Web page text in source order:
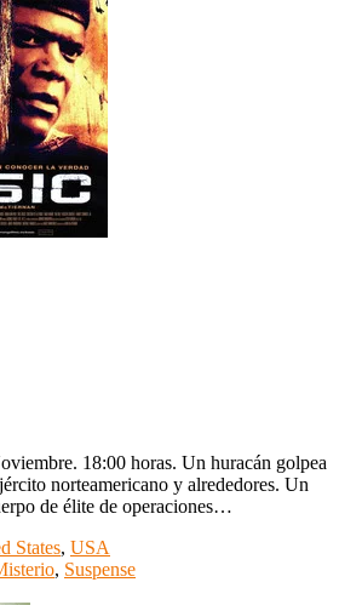
18:00 horas. Un huracán golpea
norteamericano y alrededores. Un
de élite de operaciones…
States, USA
, Suspense